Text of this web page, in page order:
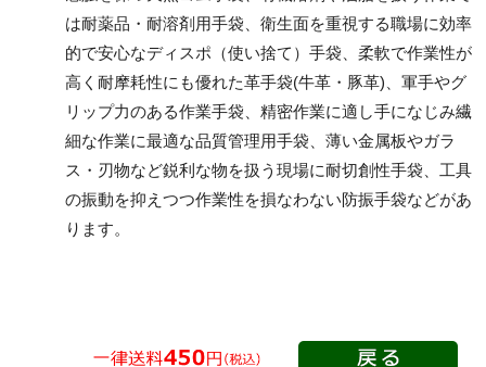
塩化ビニール手袋
ニトリル手袋
ポリエチレン手袋
天然ゴム手袋
人工・合成皮革手袋
軍手・滑り止め加工手
は耐薬品・耐溶剤用手袋、衛生面を重視する職場に効率
的で安心なディスポ（使い捨て）手袋、柔軟で作業性が
高く耐摩耗性にも優れた革手袋(牛革・豚革)、軍手やグ
リップ力のある作業手袋、精密作業に適し手になじみ繊
細な作業に最適な品質管理用手袋、薄い金属板やガラ
ス・刃物など鋭利な物を扱う現場に耐切創性手袋、工具
の振動を抑えつつ作業性を損なわない防振手袋などがあ
ります。